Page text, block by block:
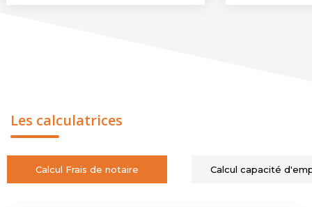
Les calculatrices
Calcul Frais de notaire Calcul capacité